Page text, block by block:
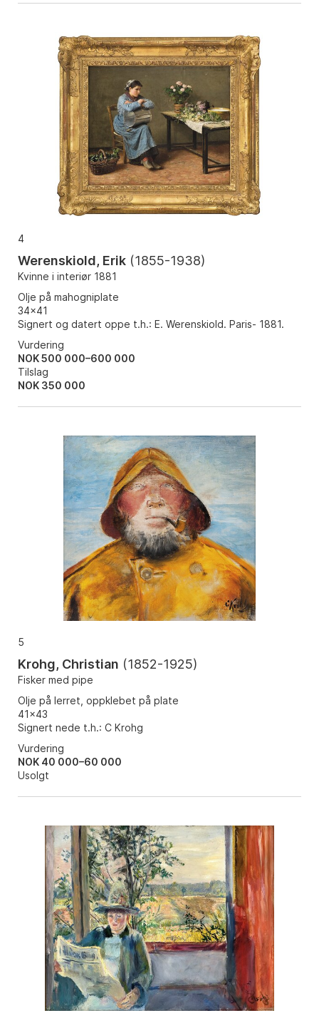
4
Werenskiold, Erik (1855-1938)
Kvinne i interiør 1881
Olje på mahogniplate
34x41
Signert og datert oppe t.h.: E. Werenskiold. Paris- 1881.
Vurdering
NOK 500 000–600 000
Tilslag
NOK 350 000
5
Krohg, Christian (1852-1925)
Fisker med pipe
Olje på lerret, oppklebet på plate
41x43
Signert nede t.h.: C Krohg
Vurdering
NOK 40 000–60 000
Usolgt